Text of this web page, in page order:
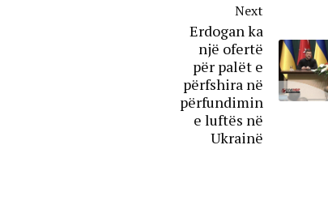
Next
Erdogan ka
një ofertë
për palët e
përfshira në
përfundimin
e luftës në
Ukrainë